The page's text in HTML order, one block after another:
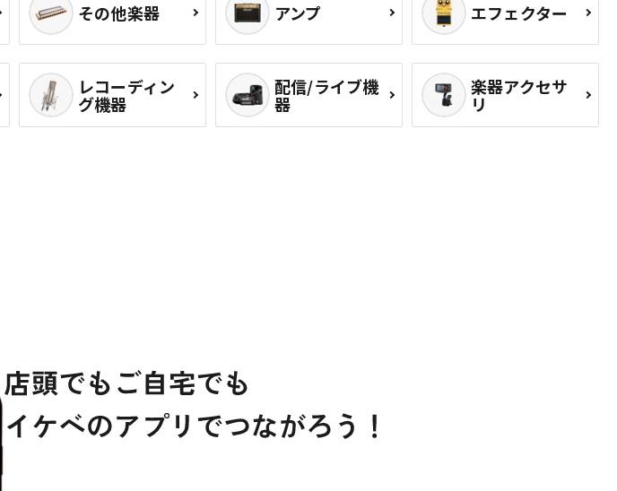
その他楽器 アンプ エフェクター
レコーディン
グ機器
配信/ライブ機
器
楽器アクセサ
リ